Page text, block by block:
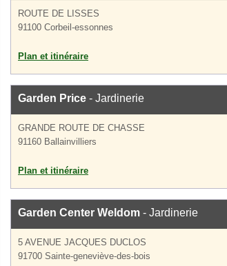
ROUTE DE LISSES
91100 Corbeil-essonnes
Plan et itinéraire
Garden Price - Jardinerie
GRANDE ROUTE DE CHASSE
91160 Ballainvilliers
Plan et itinéraire
Garden Center Weldom - Jardinerie
5 AVENUE JACQUES DUCLOS
91700 Sainte-geneviève-des-bois